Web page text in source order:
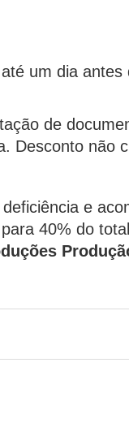
um dia
de
Desconto não
e
40% do